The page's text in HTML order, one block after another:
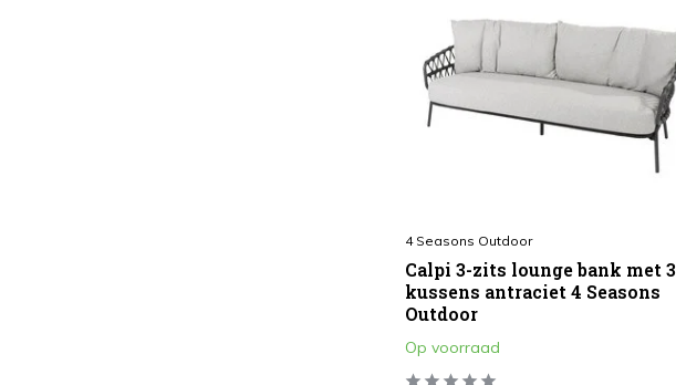
4 Seasons Outdoor
Calpi 3-zits lounge bank met 3
kussens antraciet 4 Seasons
Outdoor
Op voorraad